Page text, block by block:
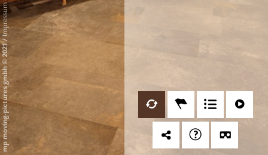
mp moving-pictures gmbh © 2021
/
Impressum